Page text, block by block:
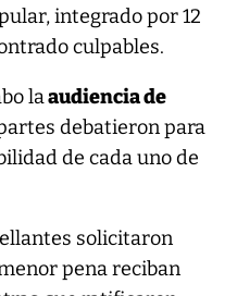
integrado por 12
culpables.
laaudiencia de
debatieron para
de cada uno de
solicitaron
pena reciban